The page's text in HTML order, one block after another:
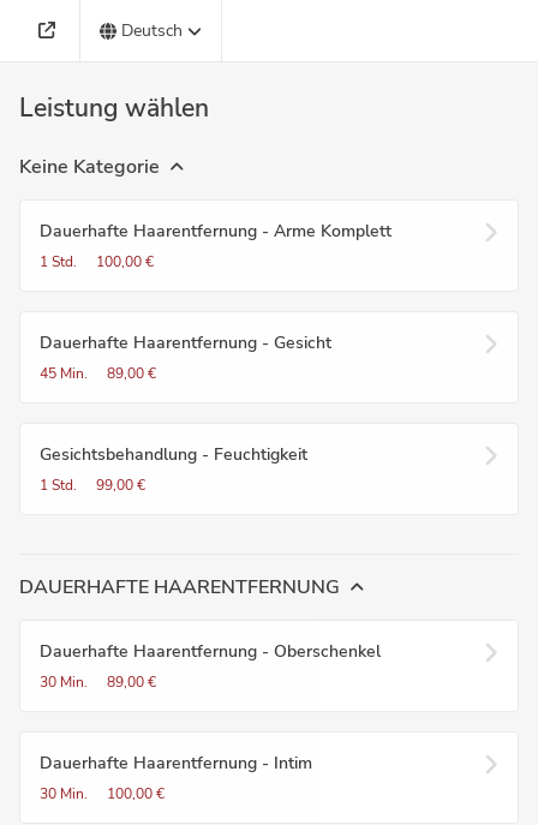
Deutsch
Leistung wählen
Keine Kategorie
Dauerhafte Haarentfernung - Arme Komplett
1 Std. 100,00 €
Dauerhafte Haarentfernung - Gesicht
45 Min. 89,00 €
Gesichtsbehandlung - Feuchtigkeit
1 Std. 99,00 €
DAUERHAFTE HAARENTFERNUNG
Dauerhafte Haarentfernung - Oberschenkel
30 Min. 89,00 €
Dauerhafte Haarentfernung - Intim
30 Min. 100,00 €